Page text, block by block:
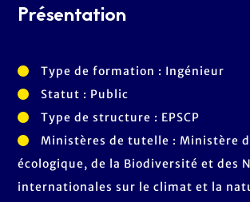
Présentation
Type de formation : Ingénieur
Statut : Public
Type de structure : EPSCP
Ministères de tutelle : Ministère
écologique, de la Biodiversité et des
internationales sur le climat et la